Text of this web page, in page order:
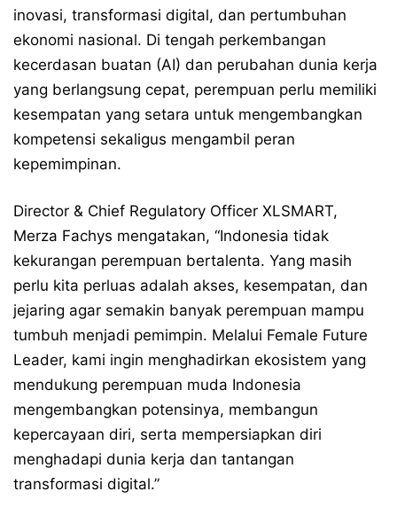
inovasi, transformasi digital, dan pertumbuhan
ekonomi nasional. Di tengah perkembangan
kecerdasan buatan (AI) dan perubahan dunia kerja
yang berlangsung cepat, perempuan perlu memiliki
kesempatan yang setara untuk mengembangkan
kompetensi sekaligus mengambil peran
kepemimpinan.
Director & Chief Regulatory Officer XLSMART,
Merza Fachys mengatakan, “Indonesia tidak
kekurangan perempuan bertalenta. Yang masih
perlu kita perluas adalah akses, kesempatan, dan
jejaring agar semakin banyak perempuan mampu
tumbuh menjadi pemimpin. Melalui Female Future
Leader, kami ingin menghadirkan ekosistem yang
mendukung perempuan muda Indonesia
mengembangkan potensinya, membangun
kepercayaan diri, serta mempersiapkan diri
menghadapi dunia kerja dan tantangan
transformasi digital.”